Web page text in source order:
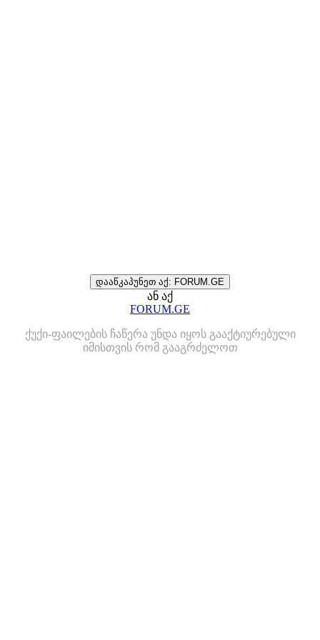
დააწკაპუნეთ აქ: FORUM.GE
ან აქ
FORUM.GE
ქუქი-ფაილების ჩაწერა უნდა იყოს გააქტიურებული
იმისთვის რომ გააგრძელოთ